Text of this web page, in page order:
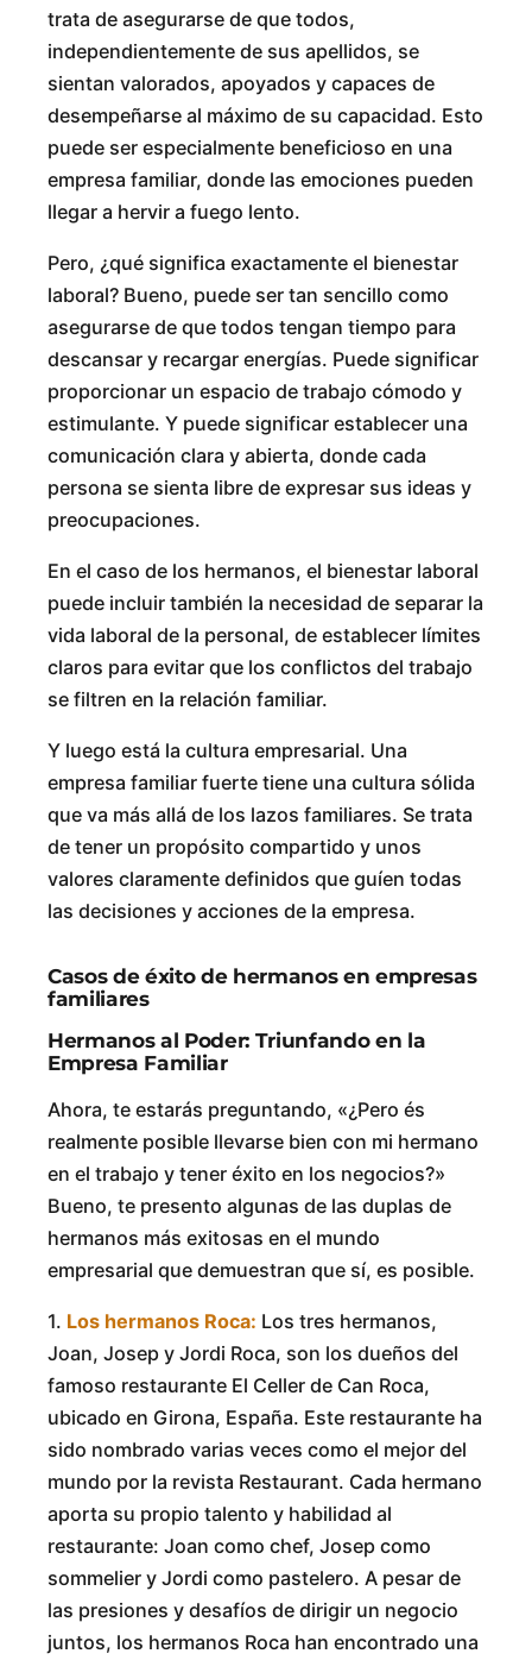
trata de asegurarse de que todos,
independientemente de sus apellidos, se
sientan valorados, apoyados y capaces de
desempeñarse al máximo de su capacidad. Esto
puede ser especialmente beneficioso en una
empresa familiar, donde las emociones pueden
llegar a hervir a fuego lento.
Pero, ¿qué significa exactamente el bienestar
laboral? Bueno, puede ser tan sencillo como
asegurarse de que todos tengan tiempo para
descansar y recargar energías. Puede significar
proporcionar un espacio de trabajo cómodo y
estimulante. Y puede significar establecer una
comunicación clara y abierta, donde cada
persona se sienta libre de expresar sus ideas y
preocupaciones.
En el caso de los hermanos, el bienestar laboral
puede incluir también la necesidad de separar la
vida laboral de la personal, de establecer límites
claros para evitar que los conflictos del trabajo
se filtren en la relación familiar.
Y luego está la cultura empresarial. Una
empresa familiar fuerte tiene una cultura sólida
que va más allá de los lazos familiares. Se trata
de tener un propósito compartido y unos
valores claramente definidos que guíen todas
las decisiones y acciones de la empresa.
Casos de éxito de hermanos en empresas
familiares
Hermanos al Poder: Triunfando en la
Empresa Familiar
Ahora, te estarás preguntando, «¿Pero és
realmente posible llevarse bien con mi hermano
en el trabajo y tener éxito en los negocios?»
Bueno, te presento algunas de las duplas de
hermanos más exitosas en el mundo
empresarial que demuestran que sí, es posible.
1. Los hermanos Roca: Los tres hermanos,
Joan, Josep y Jordi Roca, son los dueños del
famoso restaurante El Celler de Can Roca,
ubicado en Girona, España. Este restaurante ha
sido nombrado varias veces como el mejor del
mundo por la revista Restaurant. Cada hermano
aporta su propio talento y habilidad al
restaurante: Joan como chef, Josep como
sommelier y Jordi como pastelero. A pesar de
las presiones y desafíos de dirigir un negocio
juntos, los hermanos Roca han encontrado una